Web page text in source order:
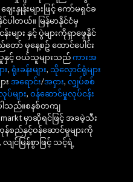
နှုန်းများဖြင့် ကော်မရှင်ခ
ပါတယ်။ မြန်မာနိုင်ငံမှ
များ နှင့် ပွဲများကိုရှာဖွေနိုင်
တော် မှနေ့စဥ် ထောင်ပေါင်း
နှင့် ဝယ်သူများသည်ကားအ
း, ရုံးခန်းများ, သိုလှောင်ရုံများ
း အရောင်း/အငှား, လျှပ်စစ်
များ, ဝန်ဆောင်မှုလုပ်ငန်း
ါသည်။စနစ်တကျ
မှာဆိုရင်ဖြင့် အခမဲ့သီး
န်စည်နှင့်ဝန်ဆောင်မှုများကို
င်မြန်စွာဖြင့် သင့်ရဲ့